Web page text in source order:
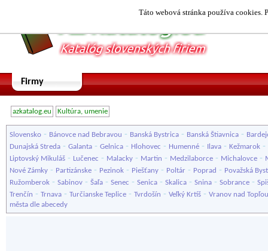
Táto webová stránka používa cookies.
Firmy
azkatalog.eu Kultúra, umenie
Slovensko - Bánovce nad Bebravou - Banská Bystrica - Banská Štiavnica -
Dunajská Streda - Galanta - Gelnica - Hlohovec - Humenné - Ilava - Kežmarok -
Liptovský Mikuláš - Lučenec - Malacky - Martin - Medzilaborce - Michalovce -
Nové Zámky - Partizánske - Pezinok - Piešťany - Poltár - Poprad - Považská
Ružomberok - Sabinov - Šaľa - Senec - Senica - Skalica - Snina - Sobrance -
Trenčín - Trnava - Turčianske Teplice - Tvrdošín - Veľký Krtíš - Vranov nad Topľou
města dle abecedy